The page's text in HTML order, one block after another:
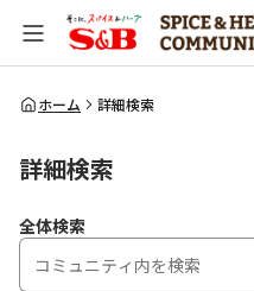
全体検索
ホーム 詳細検索
詳細検索
全体検索